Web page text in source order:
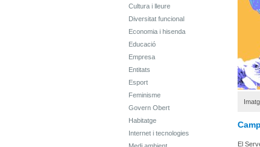
Cultura i lleure
Diversitat funcional
Economia i hisenda
Educació
Empresa
Entitats
Esport
Feminisme
Govern Obert
Habitatge
Internet i tecnologies
El